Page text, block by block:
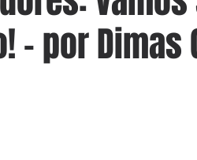
- por Dimas